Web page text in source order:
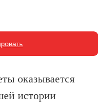
оказывается
истории